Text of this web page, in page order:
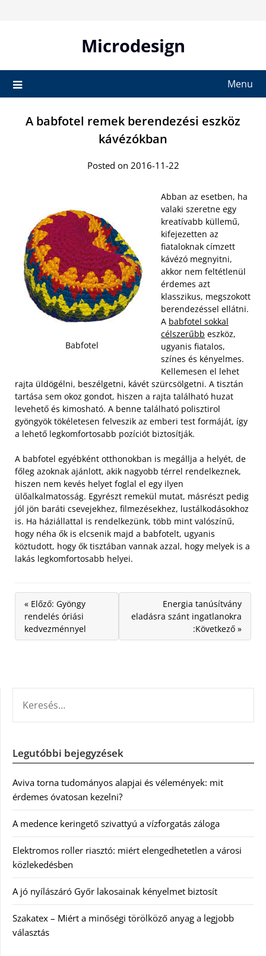
Microdesign
Menu
A babfotel remek berendezési eszköz
kávézókban
Posted on 2016-11-22
Babfotel
Abban az esetben, ha
valaki szeretne egy
kreatívabb küllemű,
kifejezetten az
fiataloknak címzett
kávézó megnyitni,
akkor nem feltétlenül
érdemes azt
klasszikus, megszokott
berendezéssel ellátni.
A babfotel sokkal
célszerűbb eszköz,
ugyanis fiatalos,
színes és kényelmes.
Kellemesen el lehet
rajta üldögélni, beszélgetni, kávét szürcsölgetni. A tisztán
tartása sem okoz gondot, hiszen a rajta található huzat
levehető és kimosható. A benne található polisztirol
gyöngyök tökéletesen felveszik az emberi test formáját, így
a lehető legkomfortosabb pozíciót biztosítják.
A babfotel egyébként otthonokban is megállja a helyét, de
főleg azoknak ajánlott, akik nagyobb térrel rendelkeznek,
hiszen nem kevés helyet foglal el egy ilyen
ülőalkalmatosság. Egyrészt remekül mutat, másrészt pedig
jól jön baráti csevejekhez, filmezésekhez, lustálkodásokhoz
is. Ha háziállattal is rendelkezünk, több mint valószínű,
hogy néha ők is elcsenik majd a babfotelt, ugyanis
köztudott, hogy ők tisztában vannak azzal, hogy melyek is a
lakás legkomfortosabb helyei.
« Előző: Gyöngy
rendelés óriási
kedvezménnyel
Energia tanúsítvány
eladásra szánt ingatlanokra
:Következő »
Legutóbbi bejegyzések
Aviva torna tudományos alapjai és vélemények: mit
érdemes óvatosan kezelni?
A medence keringető szivattyú a vízforgatás záloga
Elektromos roller riasztó: miért elengedhetetlen a városi
közlekedésben
A jó nyílászáró Győr lakosainak kényelmet biztosít
Szakatex – Miért a minőségi törölköző anyag a legjobb
választás